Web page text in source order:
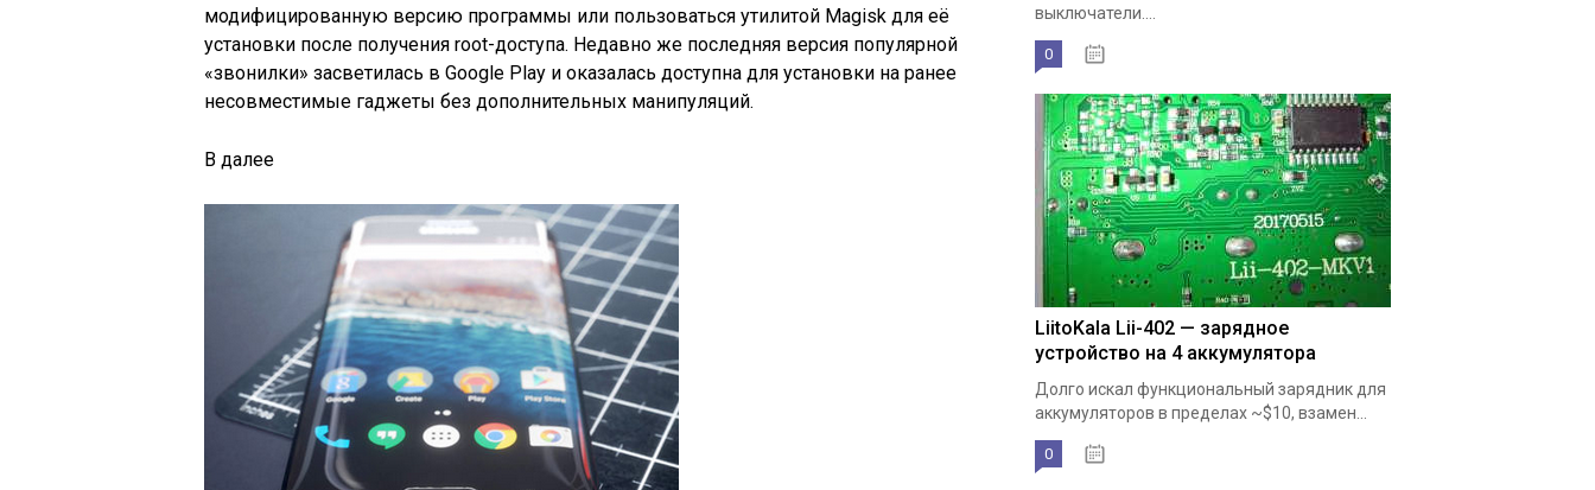
модифицированную версию программы или пользоваться утилитой Magisk для её
установки после получения root-доступа. Недавно же последняя версия популярной
«звонилки» засветилась в Google Play и оказалась доступна для установки на ранее
несовместимые гаджеты без дополнительных манипуляций.
В далее
выключатели....
0
LiitoKala Lii-402 — зарядное
устройство на 4 аккумулятора
Долго искал функциональный зарядник для
аккумуляторов в пределах ~$10, взамен...
0